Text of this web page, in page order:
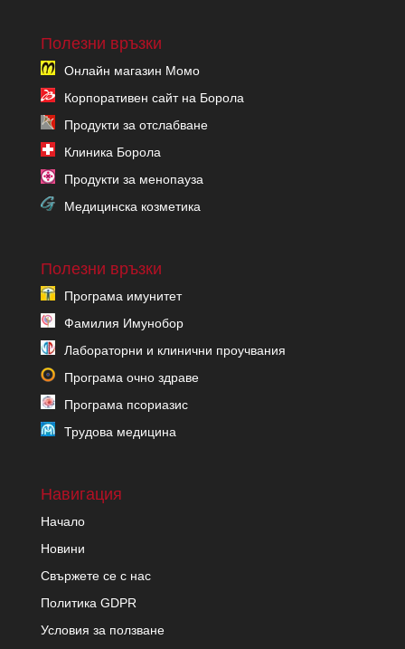
Полезни връзки
Онлайн магазин Момо
Корпоративен сайт на Борола
Продукти за отслабване
Клиника Борола
Продукти за менопауза
Медицинска козметика
Полезни връзки
Програма имунитет
Фамилия Имунобор
Лабораторни и клинични проучвания
Програма очно здраве
Програма псориазис
Трудова медицина
Навигация
Начало
Новини
Свържете се с нас
Политика GDPR
Условия за ползване